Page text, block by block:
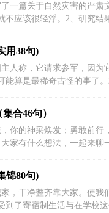
决劳动争议促进劳动关联
护生命。7、弘扬法治精...
一篇关于自然灾害的严肃
不应该很轻浮。2、研究结
靠依据。3、这是澳州历史
一。4、携手积极防灾减灾
。5、以浙江省仙居县地质
例，在分析当地实际地质
用38句)
人称，它请求参军，因为
能算是最稀奇古怪的事了
，当初因为不愿参军而离开
边陲的一线，祝福那些保
的无私奉献是我们国家的骄
5、保家卫国终无悔，驰骋
合46句）
你的神采焕发；勇敢前行
家有什么想法，一起来聊
泳考试是对同学们游泳技
仅考察速度，还考察技巧和
乐游，成人陪伴真的可以
的话我都记得，你自己却
锦80句)
，干净整齐靠大家。使我
到了寄宿制生活与在学校